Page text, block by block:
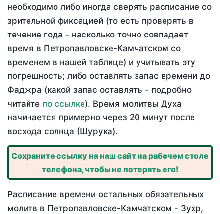
необходимо либо иногда сверять расписание со
зрительной фиксацией (то есть проверять в
течение года - насколько точно совпадает
время в Петропавловске-Камчатском со
временем в нашей таблице) и учитывать эту
погрешность; либо оставлять запас времени до
Фаджра (какой запас оставлять - подробно
читайте по ссылке). Время молитвы Духа
начинается примерно через 20 минут после
восхода солнца (Шурука).
Сохраните ссылку на наш сайт на рабочем столе
телефона, чтобы не потерять его!
Расписание времени остальных обязательных
молитв в Петропавловске-Камчатском - Зухр,